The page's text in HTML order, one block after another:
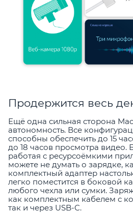
Продержится весь
Ещё одна сильная сторона
автономность. Все
способны обеспечить до 15
до 18 часов просмотра видео.
работая с ресурсоёмкими
можете не думать о зарядке,
комплектный адаптер
легко поместится в боковой
любого чехла или сумки.
как комплектным кабелем с
так и через USB-C.